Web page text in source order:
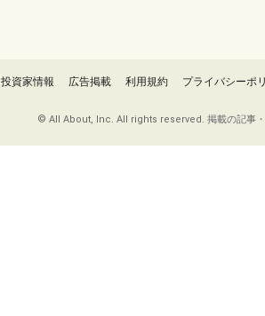
投資家情報 広告掲載 利用規約 プライバシーポ
© All About, Inc. All rights reserved. 掲載の記事・